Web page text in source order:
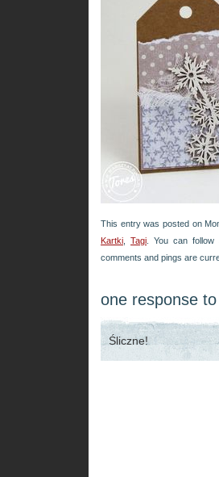
This entry was posted on
Kartki ,Tagi . You can
comments and pings are
one response
Śliczne!